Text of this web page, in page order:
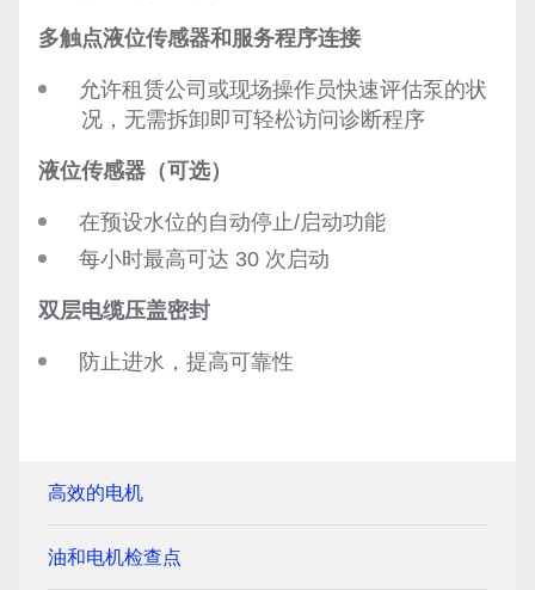
多触点液位传感器和服务程序连接
允许租赁公司或现场操作员快速评估泵的状
况，无需拆卸即可轻松访问诊断程序
液位传感器（可选）
在预设水位的自动停止/启动功能
每小时最高可达 30 次启动
双层电缆压盖密封
防止进水，提高可靠性
高效的电机
油和电机检查点